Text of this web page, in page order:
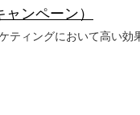
ンペーン）
ティングにおいて高い効